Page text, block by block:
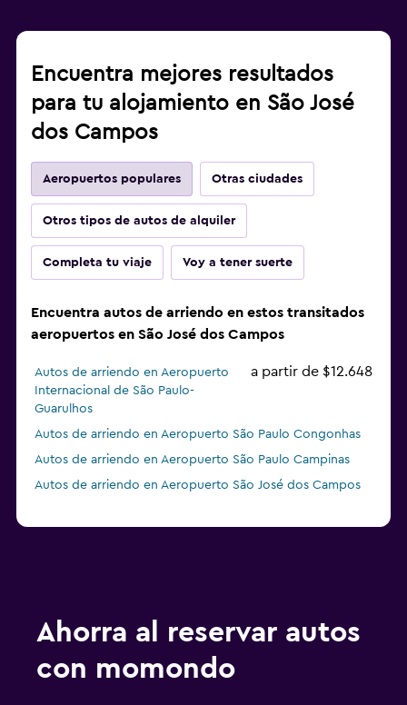
Encuentra mejores resultados
para tu alojamiento en São José
dos Campos
Aeropuertos populares Otras ciudades
Otros tipos de autos de alquiler
Completa tu viaje Voy a tener suerte
Encuentra autos de arriendo en estos transitados
aeropuertos en São José dos Campos
Autos de arriendo en Aeropuerto
Internacional de São Paulo-
Guarulhos
a partir de $12.648
Autos de arriendo en Aeropuerto São Paulo Congonhas
Autos de arriendo en Aeropuerto São Paulo Campinas
Autos de arriendo en Aeropuerto São José dos Campos
Ahorra al reservar autos
con momondo